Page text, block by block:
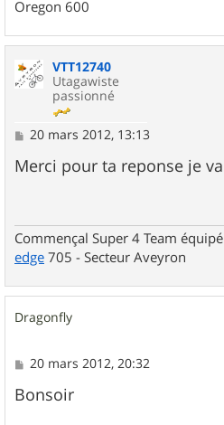
Oregon 600
VTT12740
Utagawiste
passionné
M
s
s
20 mars 2012, 13:13
Merci pour ta reponse je
Commençal Super 4 Team équipé
edge 705 - Secteur Aveyron
Dragonfly
M
s
s
20 mars 2012, 20:32
Bonsoir